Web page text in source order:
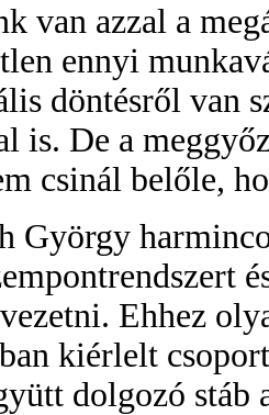
van azzal a
ennyi
döntésről van
is. De a
csinál belőle,
György
Ehhez
kiérlelt
dolgozó